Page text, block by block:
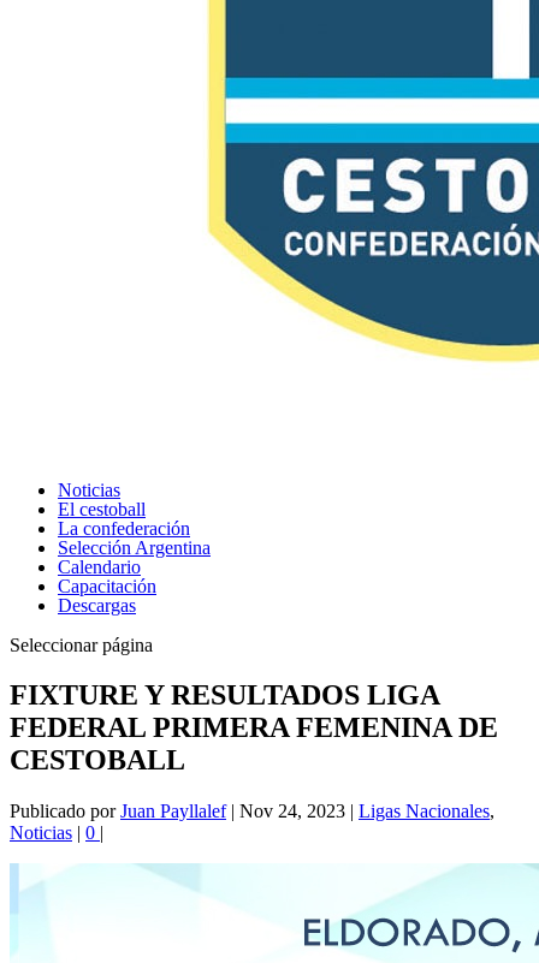
Noticias
El cestoball
La confederación
Selección Argentina
Calendario
Capacitación
Descargas
Seleccionar página
FIXTURE Y RESULTADOS LIGA
FEDERAL PRIMERA FEMENINA DE
CESTOBALL
Publicado porJuan Payllalef| Nov 24, 2023 | Ligas Nacionales,
Noticias | 0 |